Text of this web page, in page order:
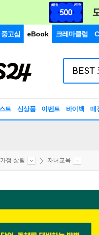
중고샵 eBook 크레마클럽
트 신상품 이벤트 바이백 매
가정 살림 자녀교육